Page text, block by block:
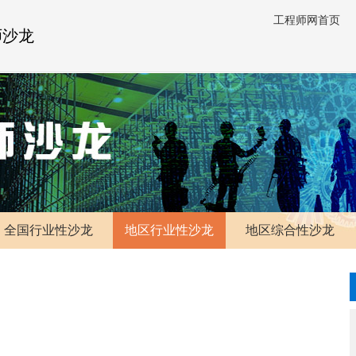
龙
工程师网首页
全国行业性沙龙 地区行业性沙龙 地区综合性沙龙